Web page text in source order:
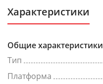
Характеристики
Общие характеристики
Тип
Платформа